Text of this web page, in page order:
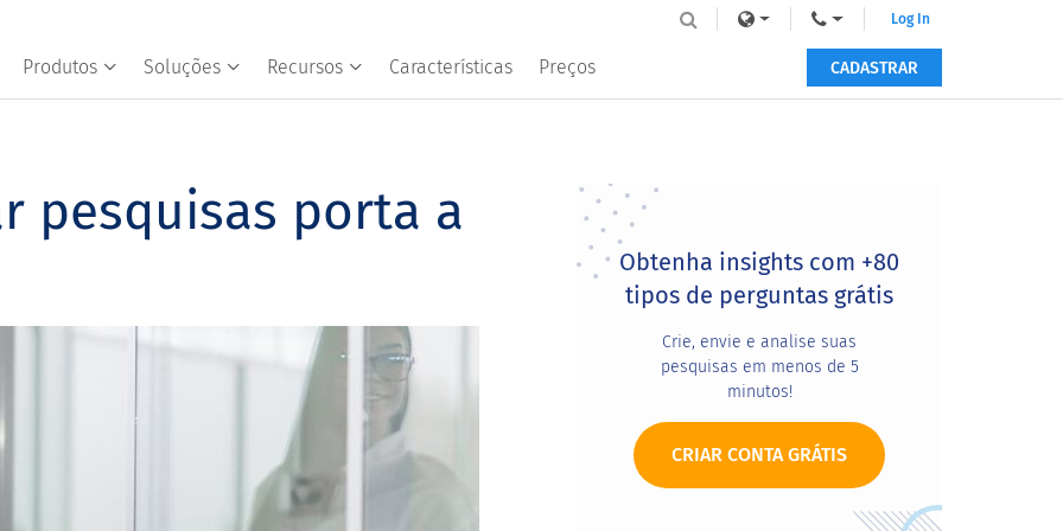
Produtos Soluções Recursos Características Preços
Log In
CADASTRAR
pesquisas porta a
Primary
Sidebar
Obtenha insights com +80
tipos de perguntas grátis
Crie, envie e analise suas
pesquisas em menos de 5
minutos!
CRIAR CONTA GRÁTIS